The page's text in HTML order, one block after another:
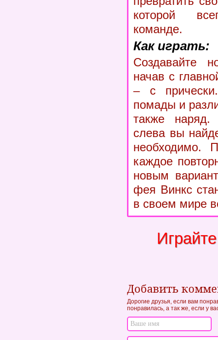
которой
команде.
Как играть:
Создавайте
начав с
– с
помады и
также
слева вы
необходимо.
каждое
новым
фея Винкс
в своем мире
Добавить
Дорогие друзья, если вам
понравилась, а так же, если у